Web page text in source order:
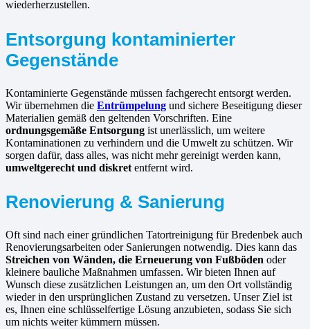
wiederherzustellen.
Entsorgung kontaminierter
Gegenstände
Kontaminierte Gegenstände müssen fachgerecht entsorgt werden.
Wir übernehmen die Entrümpelung und sichere Beseitigung dieser
Materialien gemäß den geltenden Vorschriften. Eine
ordnungsgemäße Entsorgung ist unerlässlich, um weitere
Kontaminationen zu verhindern und die Umwelt zu schützen. Wir
sorgen dafür, dass alles, was nicht mehr gereinigt werden kann,
umweltgerecht und diskret entfernt wird.
Renovierung & Sanierung
Oft sind nach einer gründlichen Tatortreinigung für Bredenbek auch
Renovierungsarbeiten oder Sanierungen notwendig. Dies kann das
Streichen von Wänden, die Erneuerung von Fußböden oder
kleinere bauliche Maßnahmen umfassen. Wir bieten Ihnen auf
Wunsch diese zusätzlichen Leistungen an, um den Ort vollständig
wieder in den ursprünglichen Zustand zu versetzen. Unser Ziel ist
es, Ihnen eine schlüsselfertige Lösung anzubieten, sodass Sie sich
um nichts weiter kümmern müssen.